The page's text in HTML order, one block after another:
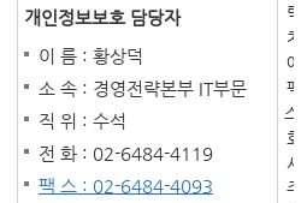
개인정보보호 담당자
이 름 : 황상덕
소 속 : 경영전략본부 IT부문
직 위 : 수석
전 화 : 02-6484-4119
팩 스 : 02-6484-4093
락
처
에
팩
스,
회
사
주